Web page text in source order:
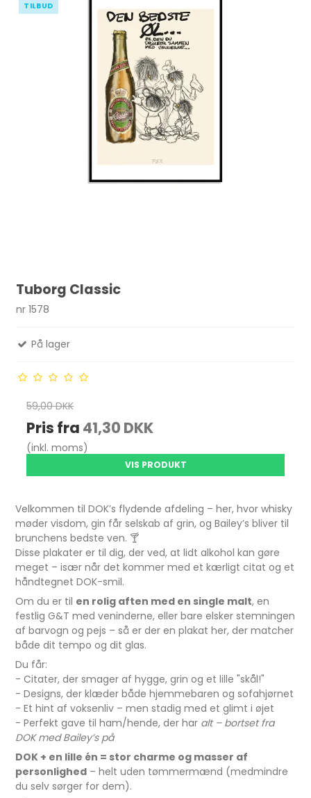
TILBUD
Tuborg Classic
nr 1578
På lager
59,00 DKK
Pris fra 41,30 DKK
(inkl. moms)
VIS PRODUKT
Velkommen til DOK’s flydende afdeling – her, hvor whisky
møder visdom, gin får selskab af grin, og Bailey’s bliver til
brunchens bedste ven. 🍸
Disse plakater er til dig, der ved, at lidt alkohol kan gøre
meget – især når det kommer med et kærligt citat og et
håndtegnet DOK-smil.
Om du er til en rolig aften med en single malt, en
festlig G&T med veninderne, eller bare elsker stemningen
af barvogn og pejs – så er der en plakat her, der matcher
både dit tempo og dit glas.
Du får:
- Citater, der smager af hygge, grin og et lille "skål!"
- Designs, der klæder både hjemmebaren og sofahjørnet
- Et hint af voksenliv – men stadig med et glimt i øjet
- Perfekt gave til ham/hende, der har alt – bortset fra
DOK med Bailey’s på
DOK + en lille én = stor charme og masser af
personlighed – helt uden tømmermænd (medmindre
du selv sørger for dem).